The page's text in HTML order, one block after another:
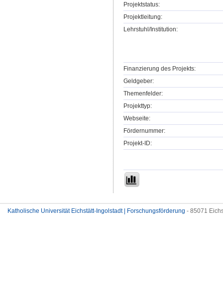
Projektstatus:
Projektleitung:
Lehrstuhl/Institution:
Finanzierung des Projekts:
Geldgeber:
Themenfelder:
Projekttyp:
Webseite:
Fördernummer:
Projekt-ID:
Katholische Universität Eichstätt-Ingolstadt | Forschungsförderung - 85071